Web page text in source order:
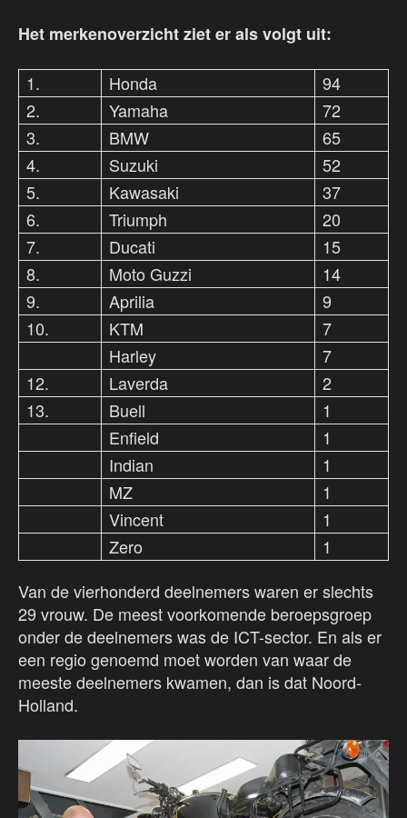
Het merkenoverzicht ziet er als volgt uit:
1. Honda
94
2.
Yamaha
72
3.
BMW
65
4.
Suzuki
52
5.
Kawasaki
37
6.
Triumph
20
7.
Ducati
15
8.
Moto Guzzi
14
9.
Aprilia
9
10.
KTM
7
Harley
7
12.
Laverda
2
13.
Buell
1
Enfield
1
Indian
1
MZ
1
Vincent
1
Zero
1
Van de vierhonderd deelnemers waren er slechts
29 vrouw. De meest voorkomende beroepsgroep
onder de deelnemers was de ICT-sector. En als er
een regio genoemd moet worden van waar de
meeste deelnemers kwamen, dan is dat Noord-
Holland.